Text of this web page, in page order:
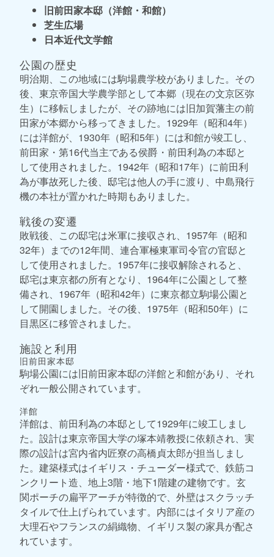
旧前田家本邸（洋館・和館）
芝生広場
日本近代文学館
公園の歴史
明治期、この地域には駒場農学校がありました。その
後、東京帝国大学農学部として本郷（現在の文京区弥
生）に移転しましたが、その跡地には旧加賀藩主の前
田家が本郷から移ってきました。1929年（昭和4年）
には洋館が、1930年（昭和5年）には和館が竣工し、
前田家・第16代当主である侯爵・前田利為の本邸と
して使用されました。1942年（昭和17年）に前田利
為が事故死した後、邸宅は他人の手に渡り、中島飛行
機の本社が置かれた時期もありました。
戦後の変遷
敗戦後、この邸宅は米軍に接収され、1957年（昭和
32年）までの12年間、連合軍極東軍司令官の官邸と
して使用されました。1957年に接収解除されると、
邸宅は東京都の所有となり、1964年に公園として整
備され、1967年（昭和42年）に東京都立駒場公園と
して開園しました。その後、1975年（昭和50年）に
目黒区に移管されました。
施設と利用
旧前田家本邸
駒場公園には旧前田家本邸の洋館と和館があり、それ
ぞれ一般公開されています。
洋館
洋館は、前田利為の本邸として1929年に竣工しまし
た。設計は東京帝国大学の塚本靖教授に依頼され、実
際の設計は宮内省内匠寮の高橋貞太郎が担当しまし
た。建築様式はイギリス・チューダー様式で、鉄筋コ
ンクリート造、地上3階・地下1階建の建物です。玄
関ポーチの扁平アーチが特徴的で、外壁はスクラッチ
タイルで仕上げられています。内部にはイタリア産の
大理石やフランスの絹織物、イギリス製の家具が配さ
れています。